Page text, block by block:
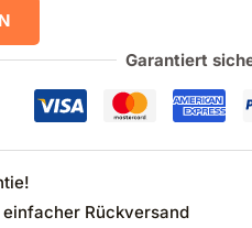
Garantiert
Rückversand